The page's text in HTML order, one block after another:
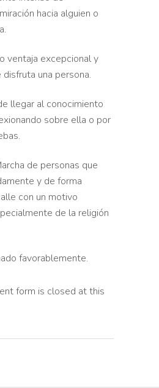
hacia alguien o
ventaja excepcional y
una persona.
llegar al conocimiento
sobre ella o por
de personas que
y de forma
con un motivo
de la religión
favorablemente.
form is closed at this